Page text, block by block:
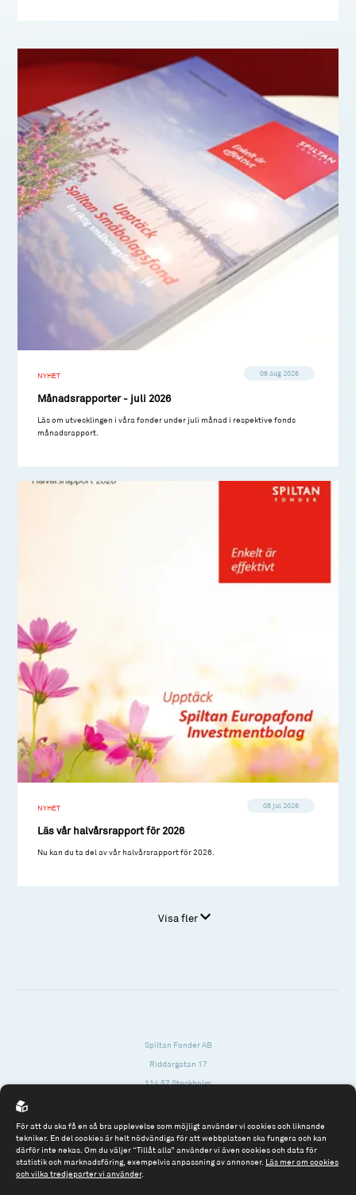
NYHET 06 aug 2026
Månadsrapporter - juli 2026
Läs om utvecklingen i våra fonder under juli månad i respektive fonds
månadsrapport.
NYHET 08 jul 2026
Läs vår halvårsrapport för 2026
Nu kan du ta del av vår halvårsrapport för 2026.
Visa fler
Spiltan Fonder AB
Riddargatan 17
114 57 Stockholm
Tel: 08 - 545 813 40
För att du ska få en så bra upplevelse som möjligt använder vi cookies och liknande
tekniker. En del cookies är helt nödvändiga för att webbplatsen ska fungera och kan
därför inte nekas. Om du väljer “Tillåt alla” använder vi även cookies och data för
statistik och marknadsföring, exempelvis anpassning av annonser. Läs mer om cookies
och vilka tredjeparter vi använder.